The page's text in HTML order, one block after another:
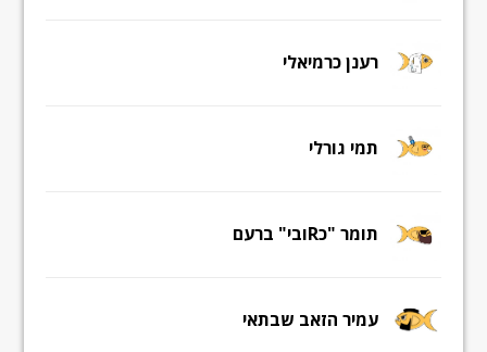
רענן כרמיאלי
תמי גורלי
תומר "כRובי" ברעם
עמיר הזאב שבתאי